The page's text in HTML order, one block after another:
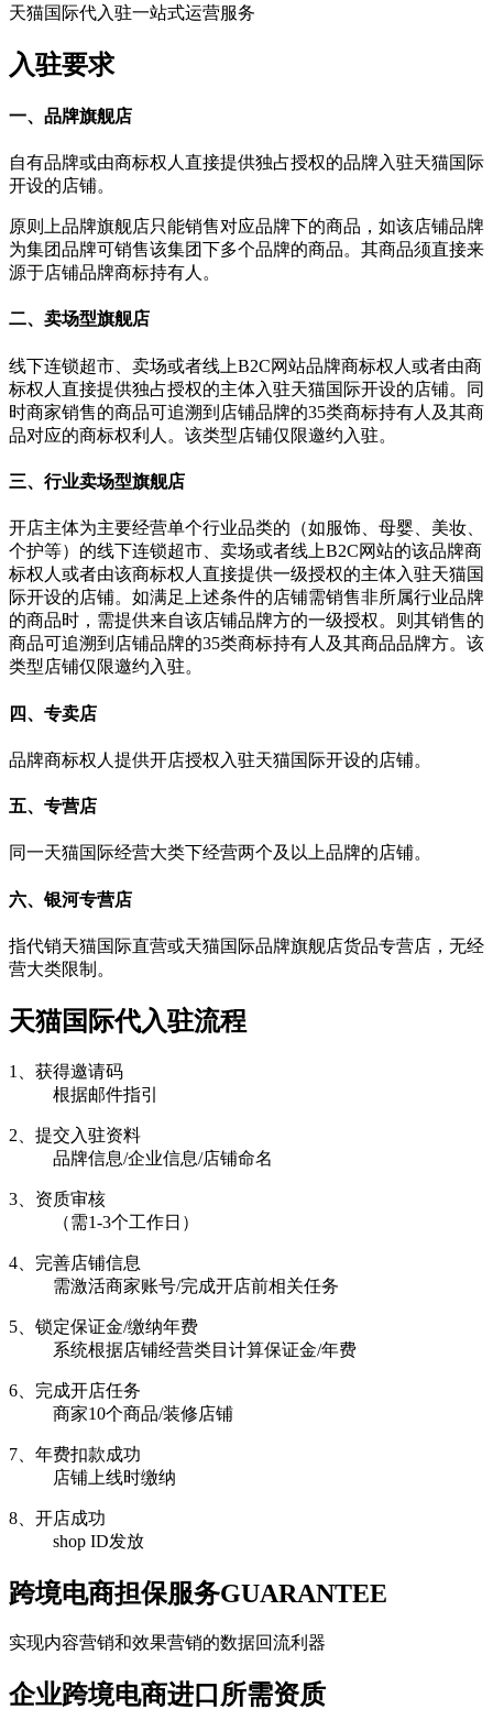
天猫国际代入驻一站式运营服务
入驻要求
一、品牌旗舰店
自有品牌或由商标权人直接提供独占授权的品牌入驻天猫国际
开设的店铺。
原则上品牌旗舰店只能销售对应品牌下的商品，如该店铺品牌
为集团品牌可销售该集团下多个品牌的商品。其商品须直接来
源于店铺品牌商标持有人。
二、卖场型旗舰店
线下连锁超市、卖场或者线上B2C网站品牌商标权人或者由商
标权人直接提供独占授权的主体入驻天猫国际开设的店铺。同
时商家销售的商品可追溯到店铺品牌的35类商标持有人及其商
品对应的商标权利人。该类型店铺仅限邀约入驻。
三、行业卖场型旗舰店
开店主体为主要经营单个行业品类的（如服饰、母婴、美妆、
个护等）的线下连锁超市、卖场或者线上B2C网站的该品牌商
标权人或者由该商标权人直接提供一级授权的主体入驻天猫国
际开设的店铺。如满足上述条件的店铺需销售非所属行业品牌
的商品时，需提供来自该店铺品牌方的一级授权。则其销售的
商品可追溯到店铺品牌的35类商标持有人及其商品品牌方。该
类型店铺仅限邀约入驻。
四、专卖店
品牌商标权人提供开店授权入驻天猫国际开设的店铺。
五、专营店
同一天猫国际经营大类下经营两个及以上品牌的店铺。
六、银河专营店
指代销天猫国际直营或天猫国际品牌旗舰店货品专营店，无经
营大类限制。
天猫国际代入驻流程
1、获得邀请码
根据邮件指引
2、提交入驻资料
品牌信息/企业信息/店铺命名
3、资质审核
（需1-3个工作日）
4、完善店铺信息
需激活商家账号/完成开店前相关任务
5、锁定保证金/缴纳年费
系统根据店铺经营类目计算保证金/年费
6、完成开店任务
商家10个商品/装修店铺
7、年费扣款成功
店铺上线时缴纳
8、开店成功
shop ID发放
跨境电商担保服务GUARANTEE
实现内容营销和效果营销的数据回流利器
企业跨境电商进口所需资质